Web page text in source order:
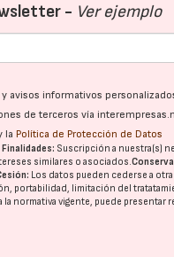
- Ver ejemplo
avisos informativos
de terceros vía
la Política de Protección de Datos
Finalidades: Suscripción a nuestra(s)
similares o asociados.
Los datos pueden cederse a
portabilidad, limitación del
normativa vigente, puede presentar